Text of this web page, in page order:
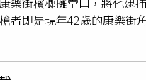
者即是現年42歲的康樂街
通明，小弟們聚集。方男
板機擊發，子彈